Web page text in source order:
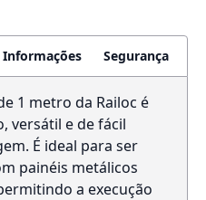
Informações Segurança
1 metro da Railoc é
versátil e de fácil
É ideal para ser
painéis metálicos
a execução